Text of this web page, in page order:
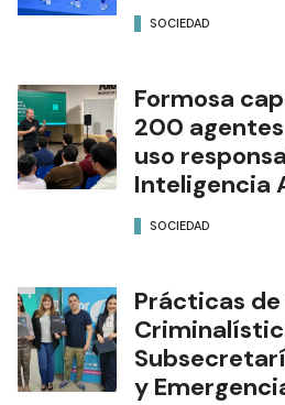
SOCIEDAD
Formosa
200
uso
Inteligencia
SOCIEDAD
Prácticas
y